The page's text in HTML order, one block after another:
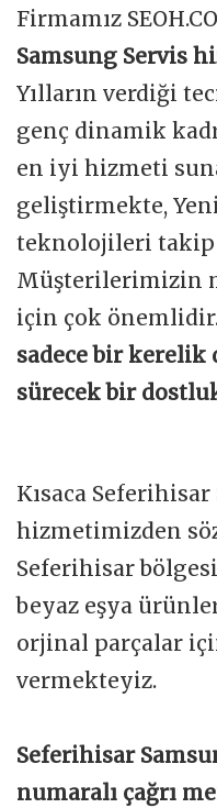
Firmamız
Samsung Servis
Yılların verdiği
genç dinamik
en iyi hizmeti
geliştirmekte,
teknolojileri takip
Müşterilerimizin
için çok
sadece bir kerelik
sürecek bir
Kısaca
hizmetimizden
Seferihisar
beyaz eşya
orjinal parçalar
vermekteyiz.
Seferihisar
numaralı çağrı